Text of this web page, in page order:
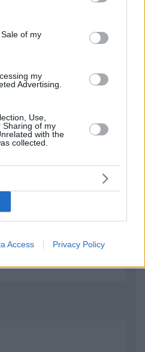
and its third-party tags to
purposes in below Google
of my
my
Advertising.
Use,
Sharing of my
with the
collected.
Access Privacy Policy
τους και τα συμφωνείς και
πλέον .
ΣΧΟΛΙΩΝ